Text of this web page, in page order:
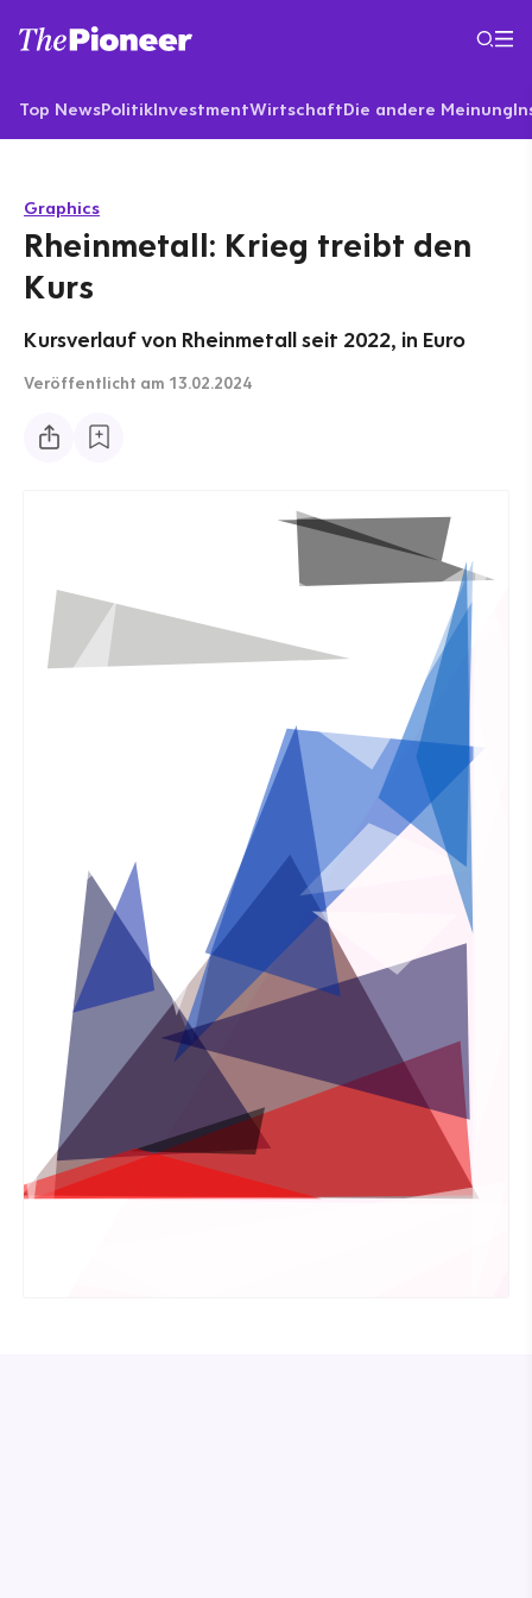
Top NewsPolitikInvestmentWirtschaftDie andere Meinung
Graphics
Rheinmetall: Krieg treibt den
Kurs
Kursverlauf von Rheinmetall seit 2022, in Euro
Veröffentlicht am 13.02.2024